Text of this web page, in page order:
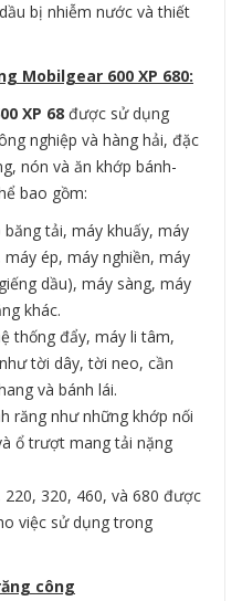
bị nhiễm nước và thiết
Mobilgear 600 XP 680:
XP 68 được sử dụng
nghiệp và hàng hải, đặc
nón và ăn khớp bánh-
bao gồm:
tải, máy khuấy, máy
ép, máy nghiền, máy
dầu), máy sàng, máy
khác.
thống đẩy, máy li tâm,
tời dây, tời neo, cần
và bánh lái.
răng như những khớp nối
ổ trượt mang tải nặng
320, 460, và 680 được
việc sử dụng trong
công